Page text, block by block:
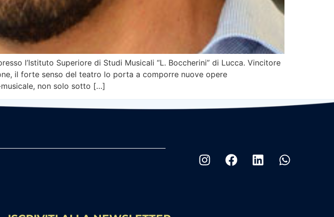
l’Istituto Superiore di Studi Musicali “L. Boccherini” di Lucca. Vincitore
il forte senso del teatro lo porta a comporre nuove opere
non solo sotto […]